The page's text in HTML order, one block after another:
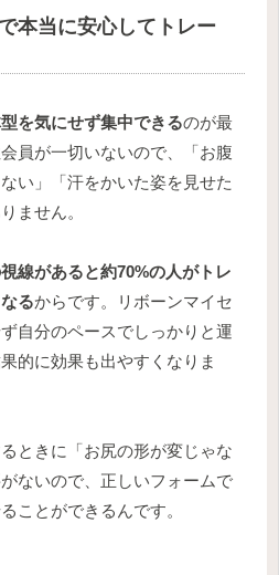
本当に安心してトレー
を気にせず集中できるのが最
員が一切いないので、「お腹
い」「汗をかいた姿を見せた
ません。
線があると約70%の人がトレ
るからです。リボーンマイセ
自分のペースでしっかりと運
的に効果も出やすくなりま
ときに「お尻の形が変じゃな
ないので、正しいフォームで
ことができるんです。